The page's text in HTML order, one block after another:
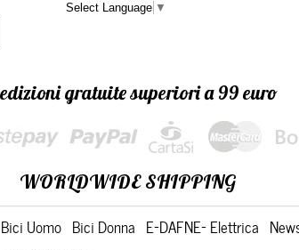
Select Language ▼
Bici Uomo Bici Donna E-DAFNE- Elettrica
gratuite superiori a 99 euro
WORLDWIDE SHIPPING